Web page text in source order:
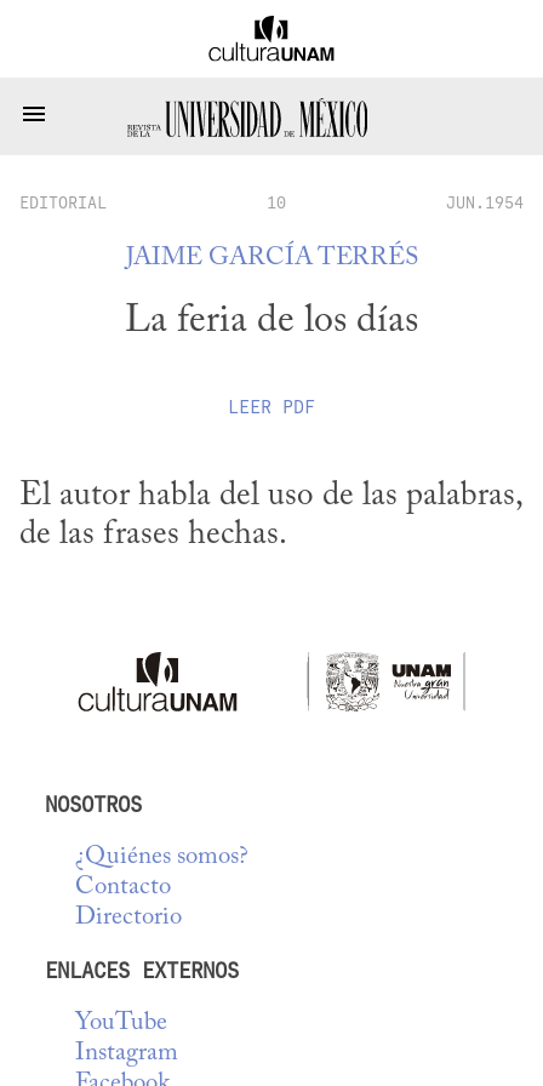
EDITORIAL 10 JUN.1954
JAIME GARCÍA TERRÉS
La feria de los días
LEER PDF
El autor habla del uso de las palabras,
de las frases hechas.
NOSOTROS
¿Quiénes somos?
Contacto
Directorio
ENLACES EXTERNOS
YouTube
Instagram